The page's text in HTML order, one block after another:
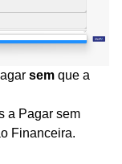
sem que a
a Pagar sem
Financeira.